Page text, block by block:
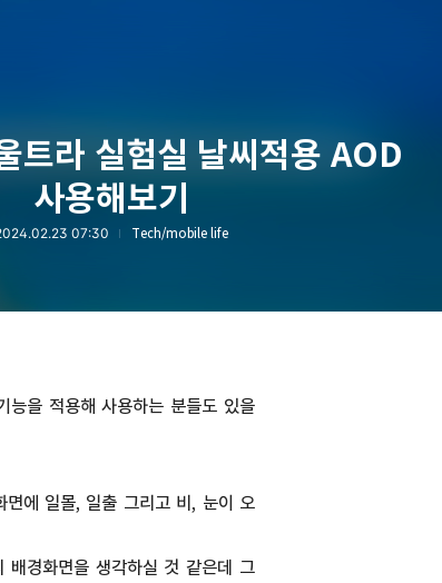
트라 실험실 날씨적용 AOD
사용해보기
07:30 Tech/mobile life
능을 적용해 사용하는 분들도 있을
면에 일몰, 일출 그리고 비, 눈이 오
경화면을 생각하실 것 같은데 그